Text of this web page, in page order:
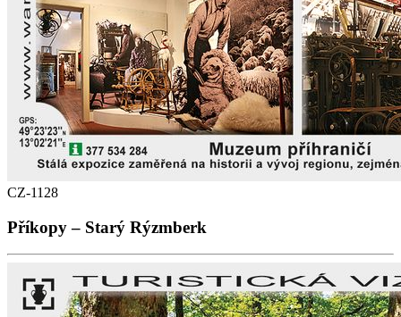
CZ-1128
Příkopy – Starý Rýzmberk